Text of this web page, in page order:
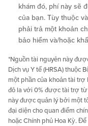
khám đó, phí này sẽ
của bạn. Tùy thuộc
phải trả một khoản
bảo hiểm và/hoặc
*Nguồn tài nguyên này
Dịch vụ Y tế (HRSA) thuộc
một phần của khoản tài
đô la với 0% được tài trợ
này được quản lý bởi một
đại diện cho quan điểm
hoặc Chính phủ Hoa Kỳ.